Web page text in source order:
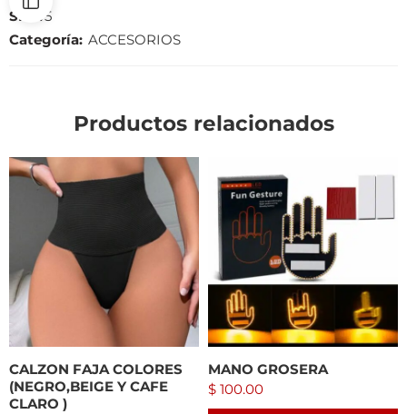
SKU:5
Categoría: ACCESORIOS
Productos relacionados
CALZON FAJA COLORES
(NEGRO,BEIGE Y CAFE
CLARO )
MANO GROSERA
$ 100.00